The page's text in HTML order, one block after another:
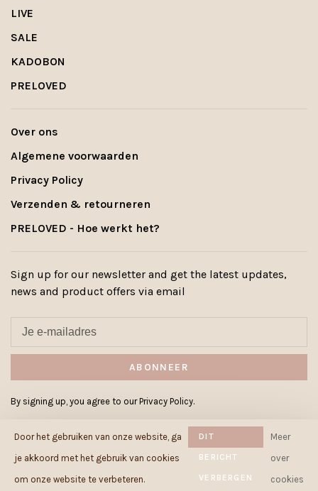
LIVE
SALE
KADOBON
PRELOVED
Over ons
Algemene voorwaarden
Privacy Policy
Verzenden & retourneren
PRELOVED - Hoe werkt het?
Sign up for our newsletter and get the latest updates,
news and product offers via email
ABONNEER
By signing up, you agree to our Privacy Policy.
© Copyright 2026 Cowcow.be-
Door het gebruiken van onze website, ga
je akkoord met het gebruik van cookies
om onze website te verbeteren.
DIT
BERICHT
VERBERGEN
Meer
over
cookies